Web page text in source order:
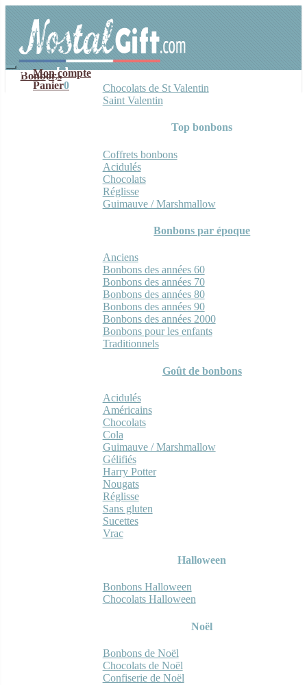
navigation
contenu
Mon compte
Panier0
Bonbons
Chocolats de St Valentin
Saint Valentin
Top bonbons
Coffrets bonbons
Acidulés
Chocolats
Réglisse
Guimauve / Marshmallow
Bonbons par époque
Anciens
Bonbons des années 60
Bonbons des années 70
Bonbons des années 80
Bonbons des années 90
Bonbons des années 2000
Bonbons pour les enfants
Traditionnels
Goût de bonbons
Acidulés
Américains
Chocolats
Cola
Guimauve / Marshmallow
Gélifiés
Harry Potter
Nougats
Réglisse
Sans gluten
Sucettes
Vrac
Halloween
Bonbons Halloween
Chocolats Halloween
Noël
Bonbons de Noël
Chocolats de Noël
Confiserie de Noël